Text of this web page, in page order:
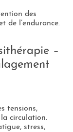
des
de l’endurance.
–
tensions,
circulation.
stress,